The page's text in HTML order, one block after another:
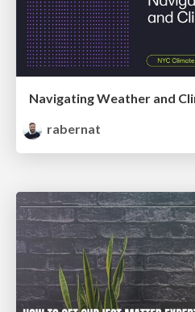
Navigating Weather and
rabernat